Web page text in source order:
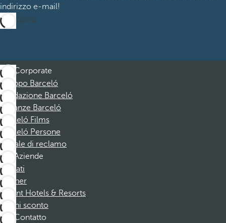
indirizzo e-mail!
Iscrizione
Corporate
Gruppo Barceló
Fondazione Barceló
Vacanze Barceló
Barceló Films
Barceló Persone
Canale di reclamo
Aziende
Affiliati
Partner
Dorint Hotels & Resorts
Buoni sconto
Contatto